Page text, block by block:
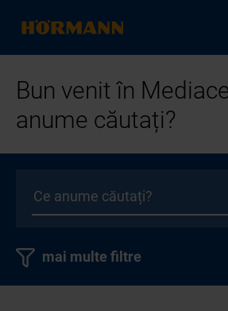
Bun venit în
anume căutați?
mai multe filtre